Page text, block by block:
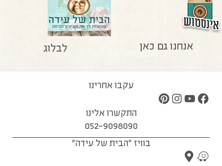
אנחנו גם כאן לבלוג
עקבו אחרינו
התקשרו אלינו
052-9098090
בוויז "הבית של עידה"